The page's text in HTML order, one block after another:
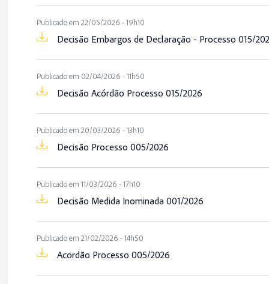
Publicado em 22/05/2026 - 19h10
Decisão Embargos de Declaração - Processo 015/
Publicado em 02/04/2026 - 11h50
Decisão Acórdão Processo 015/2026
Publicado em 20/03/2026 - 13h10
Decisão Processo 005/2026
Publicado em 11/03/2026 - 17h10
Decisão Medida Inominada 001/2026
Publicado em 21/02/2026 - 14h50
Acordão Processo 005/2026